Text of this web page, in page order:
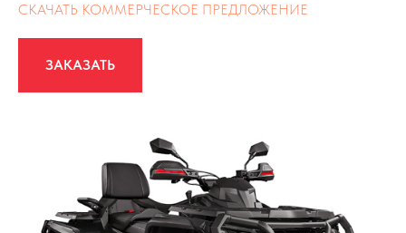
СКАЧАТЬ КОММЕРЧЕСКОЕ ПРЕДЛОЖЕНИЕ
ЗАКАЗАТЬ